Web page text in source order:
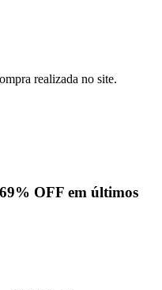
realizada no site.
OFF em últimos